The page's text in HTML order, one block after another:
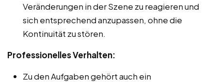
Veränderungen in der Szene zu reagieren und
sich entsprechend anzupassen, ohne die
Kontinuität zu stören.
Professionelles Verhalten:
Zu den Aufgaben gehört auch ein